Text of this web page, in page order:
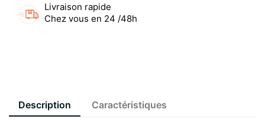
Livraison rapide
Chez vous en 24 /48h
Description Caractéristiques